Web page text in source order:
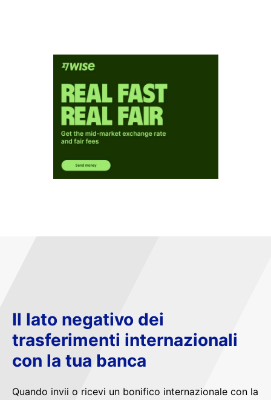
Il lato negativo dei
trasferimenti internazionali
con la tua banca
Quando invii o ricevi un bonifico internazionale con la